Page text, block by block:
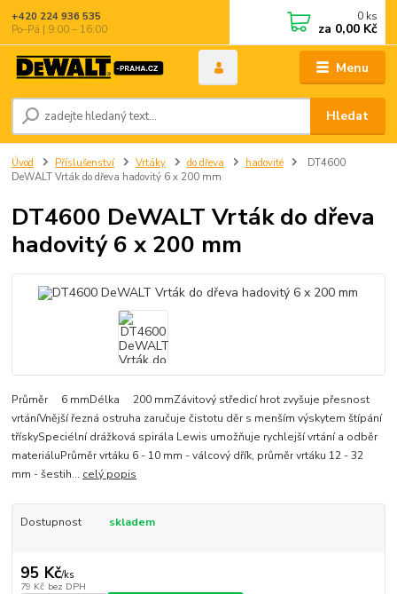
Menu
Hledat
+420 224 936 535
Po–Pá | 9:00 – 16:00
0 ks
za 0,00 Kč
Úvod Příslušenství Vrtáky do dřeva hadovité
DT4600
DeWALT Vrták do dřeva hadovitý 6 x 200 mm
DT4600 DeWALT Vrták do dřeva
hadovitý 6 x 200 mm
Průměr 6 mmDélka 200 mmZávitový středicí hrot zvyšuje přesnost
vrtáníVnější řezná ostruha zaručuje čistotu děr s menším výskytem štípání
třískySpeciélní drážková spirála Lewis umožňuje rychlejší vrtání a odběr
materiáluPrůměr vrtáku 6 - 10 mm - válcový dřík, průměr vrtáku 12 - 32
mm - šestih... celý popis
Dostupnost skladem
95 Kč/ks
79 Kč bez DPH